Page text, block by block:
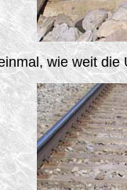
wie weit